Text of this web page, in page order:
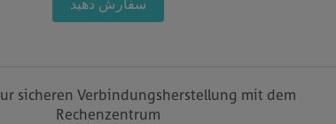
سفارش دهید
sicheren Verbindungsherstellung mit dem
Rechenzentrum